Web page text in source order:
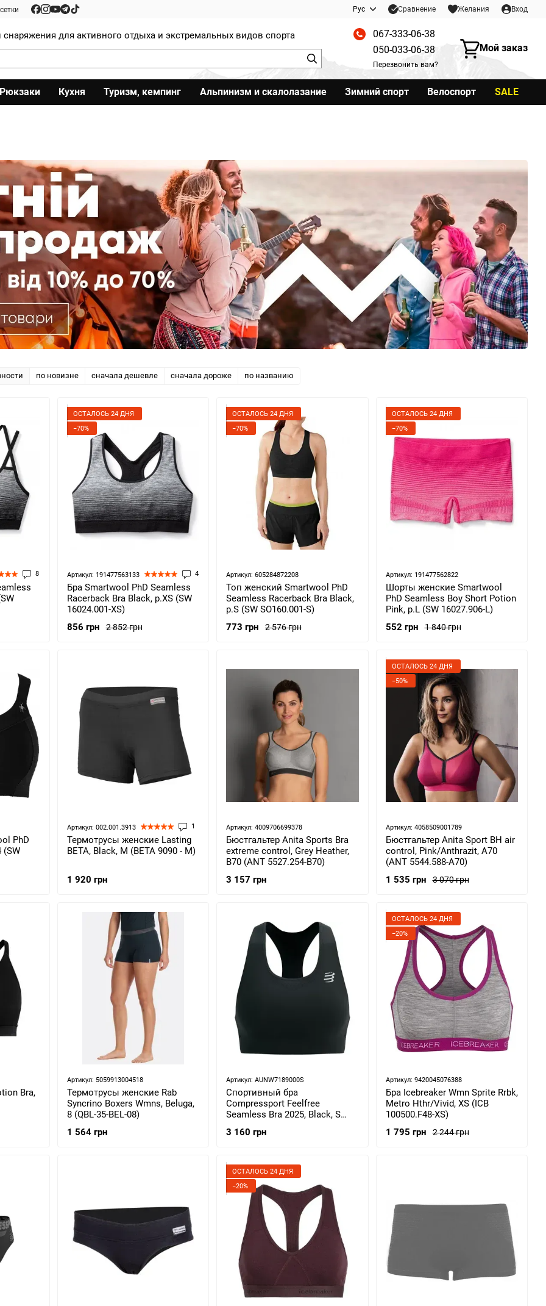
Рус Сравнение Желания Вход
для активного отдыха и экстремальных видов спорта
067-333-06-38
050-033-06-38
Перезвонить вам?
Мой заказ
Рюкзаки Кухня Туризм, кемпинг Альпинизм и скалолазание Зимний спорт Велоспорт SALE
по новизне сначала дешевле сначала дороже по названию
8
ОСТАЛОСЬ 24 ДНЯ
−70%
Артикул: 191477563133 4
Бра Smartwool PhD Seamless
Racerback Bra Black, р.XS (SW
16024.001-XS)
2 852 грн
856 грн
ОСТАЛОСЬ 24 ДНЯ
−70%
Артикул: 605284872208
Топ женский Smartwool PhD
Seamless Racerback Bra Black,
р.S (SW SO160.001-S)
2 576 грн
773 грн
ОСТАЛОСЬ 24 ДНЯ
−70%
Артикул: 191477562822
Шорты женские Smartwool
PhD Seamless Boy Short Potion
Pink, р.L (SW 16027.906-L)
1 840 грн
552 грн
PhD
(SW
Артикул: 002.001.3913 1
Термотрусы женские Lasting
BETA, Black, M (BETA 9090 - M)
1 920 грн
Артикул: 4009706699378
Бюстгальтер Anita Sports Bra
extreme control, Grey Heather,
B70 (ANT 5527.254-B70)
3 157 грн
ОСТАЛОСЬ 24 ДНЯ
−50%
Артикул: 4058509001789
Бюстгальтер Anita Sport BH air
control, Pink/Anthrazit, A70
(ANT 5544.588-A70)
3 070 грн
1 535 грн
Bra,
Артикул: 5059913004518
Термотрусы женские Rab
Syncrino Boxers Wmns, Beluga,
8 (QBL-35-BEL-08)
1 564 грн
Артикул: AUNW7189000S
Спортивный бра
Compressport Feelfree
Seamless Bra 2025, Black, S
3 160 грн
ОСТАЛОСЬ 24 ДНЯ
−20%
Артикул: 9420045076388
Бра Icebreaker Wmn Sprite Rrbk,
Metro Hthr/Vivid, XS (ICB
100500.F48-XS)
2 244 грн
1 795 грн
ОСТАЛОСЬ 24 ДНЯ
−20%